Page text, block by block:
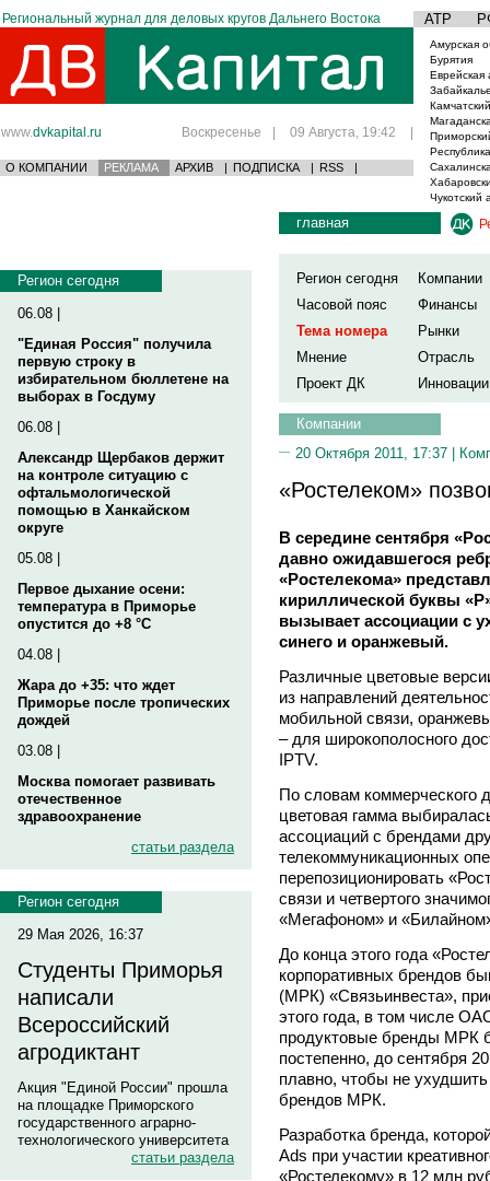
Региональный журнал для деловых кругов Дальнего Востока АТР
www.dvkapital.ru Воскресенье | 09 Августа, 19:42 |
О КОМПАНИИ РЕКЛАМА АРХИВ | ПОДПИСКА | RSS |
Амурская
Бурятия
Еврейская
Чукотский
Регион сегодня
06.08 |
"Единая Россия" получила
первую строку в
избирательном бюллетене на
выборах в Госдуму
06.08 |
Александр Щербаков держит
на контроле ситуацию с
офтальмологической
помощью в Ханкайском
округе
05.08 |
Первое дыхание осени:
температура в Приморье
опустится до +8 °C
04.08 |
Жара до +35: что ждет
Приморье после тропических
дождей
03.08 |
Москва помогает развивать
отечественное
здравоохранение
статьи раздела
Регион сегодня
29 Мая 2026, 16:37
Студенты Приморья
написали
Всероссийский
агродиктант
Акция "Единой России" прошла
на площадке Приморского
государственного аграрно-
технологического университета
статьи раздела
главная
Регион сегодня
Компании
Часовой пояс
Финансы
Тема номера
Рынки
Мнение
Отрасль
Проект ДК
Инновации
Компании
20 Октября 2011, 17:37 |
«Ростелеком»
В середине сентября
давно ожидавшегося
«Ростелекома»
кириллической буквы
вызывает ассоциации с
синего и оранжевый.
Различные цветовые
из направлений
мобильной связи,
– для широкополосного
IPTV.
По словам
цветовая гамма
ассоциаций с брендами
телекоммуникационных
перепозиционировать
связи и четвертого
«Мегафоном» и
До конца этого года
корпоративных брендов
(МРК) «Связьинвеста»,
этого года, в том числе
продуктовые бренды МРК
постепенно, до сентября
плавно, чтобы не
брендов МРК.
Разработка бренда,
Ads при участии
«Ростелекому» в 12 млн